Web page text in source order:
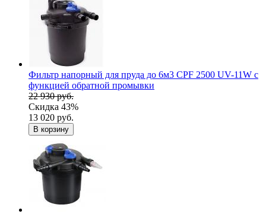
Фильтр напорный для пруда до 6м3 CPF 2500 UV-11W c
функцией обратной промывки
22 930 руб.
Скидка 43%
13 020 руб.
В корзину